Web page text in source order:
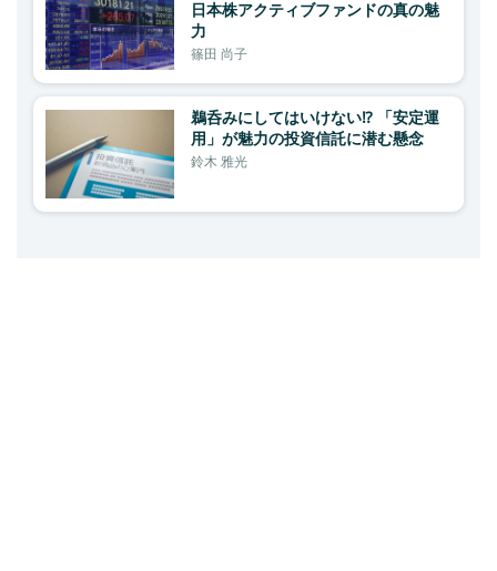
日本株アクティブファンドの真の魅
力
篠田 尚子
鵜呑みにしてはいけない⁉ 「安定運
用」が魅力の投資信託に潜む懸念
鈴木 雅光